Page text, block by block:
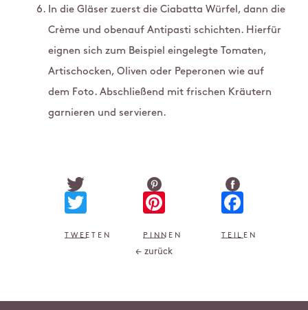
In die Gläser zuerst die Ciabatta Würfel, dann die
Crème und obenauf Antipasti schichten. Hierfür
eignen sich zum Beispiel eingelegte Tomaten,
Artischocken, Oliven oder Peperonen wie auf
dem Foto. Abschließend mit frischen Kräutern
garnieren und servieren.
Twitter
TWEETEN
Pinterest
PINNEN TEILEN
← zurück